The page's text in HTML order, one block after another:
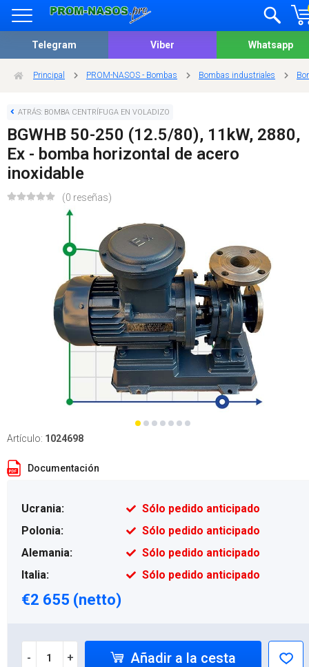
Telegram Viber Whatsapp
Principal PROM-NASOS - Bombas Bombas industriales
ATRÁS: BOMBA CENTRÍFUGA EN VOLADIZO
BGWHB 50-250 (12.5/80), 11kW, 2880,
Ex - bomba horizontal de acero
inoxidable
(0 reseñas)
Artículo: 1024698
Documentación
Ucrania:
Sólo pedido anticipado
Polonia:
Sólo pedido anticipado
Alemania:
Sólo pedido anticipado
Italia:
Sólo pedido anticipado
€2 655 (netto)
- + Añadir a la cesta